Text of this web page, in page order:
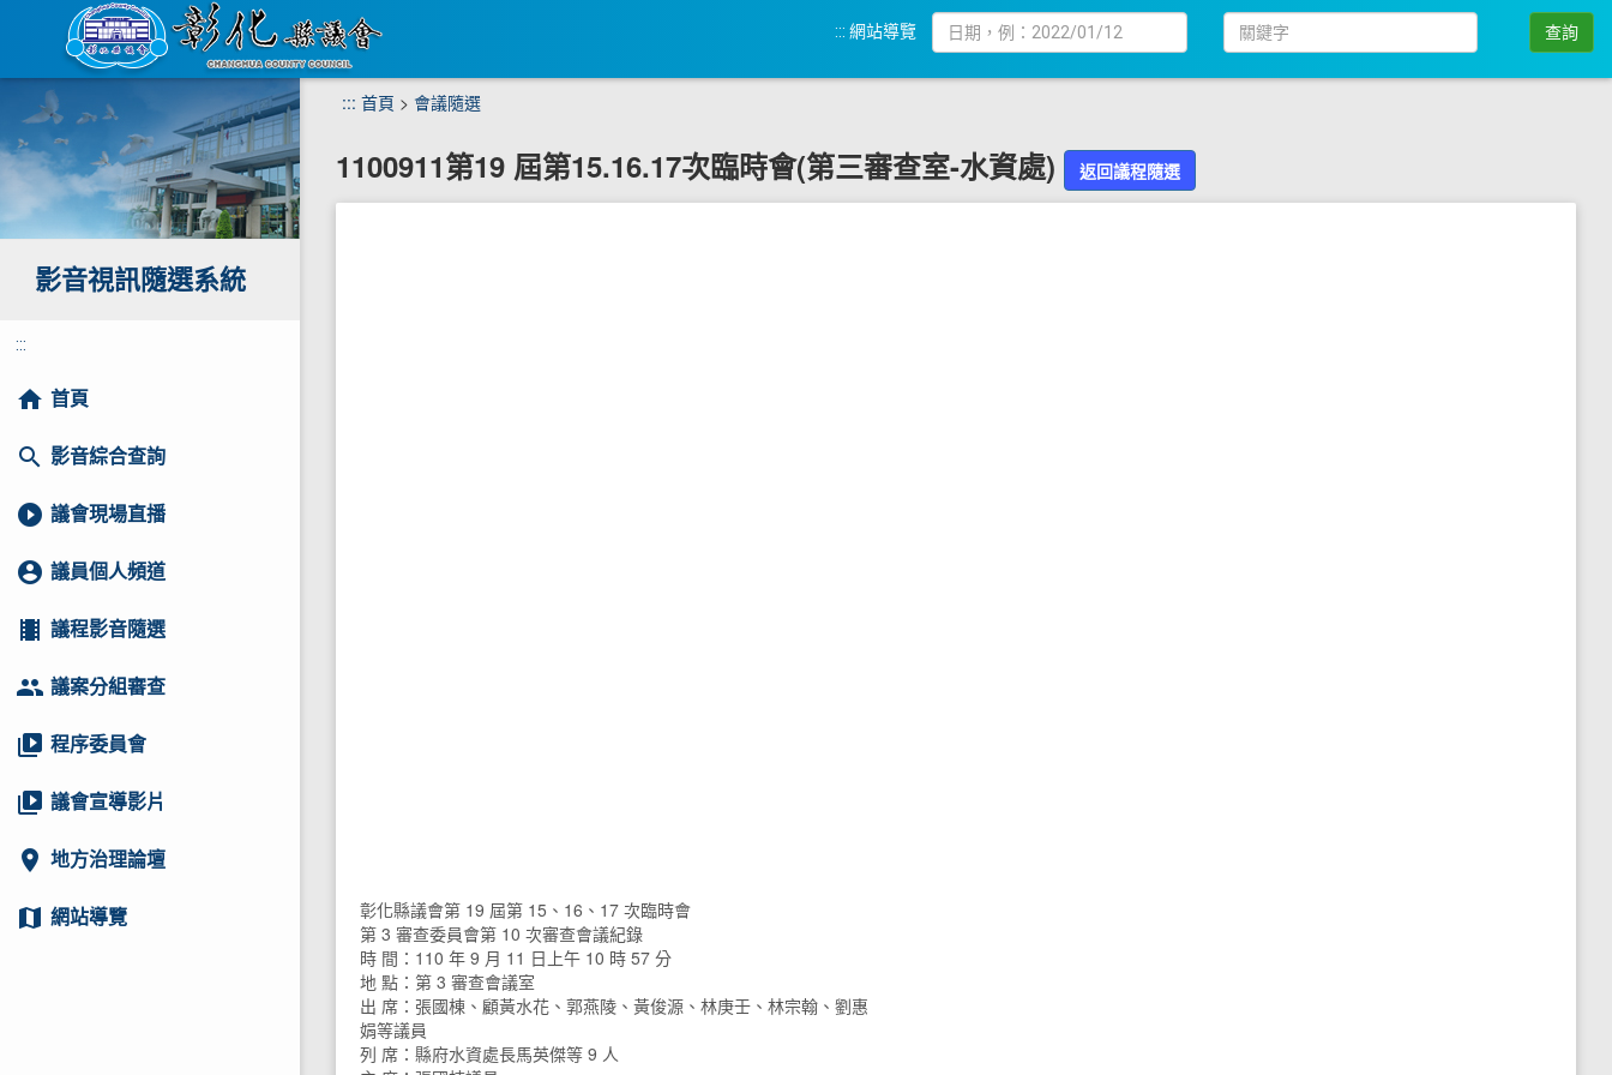
主
要
容
區
::: 網站導覽
期
鍵
查詢
影音視訊隨選系統
:::
home 首頁
search 影音綜合查詢
play_circle_filled 議會現場直播
account_circle 議員個人頻道
local_movies 議程影音隨選
group 議案分組審查
video_library 程序委員會
video_library 議會宣導影片
location_on 地方治理論壇
map 網站導覽
::: 首頁 > 會議隨選
1100911第19 屆第15.16.17次臨時會(第三審查室-水資處) 返回議程隨選
彰化縣議會第 19 屆第 15、16、17 次臨時會
第 3 審查委員會第 10 次審查會議紀錄
時 間：110 年 9 月 11 日上午 10 時 57 分
地 點：第 3 審查會議室
出 席：張國棟、顧黃水花、郭燕陵、黃俊源、林庚壬、林宗翰、劉惠
娟等議員
列 席：縣府水資處長馬英傑等 9 人